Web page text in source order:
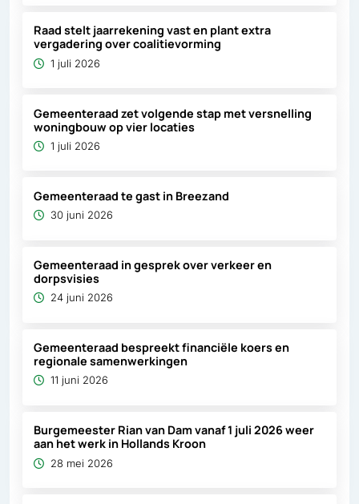
Raad stelt jaarrekening vast en plant extra
vergadering over coalitievorming
1 juli 2026
Gemeenteraad zet volgende stap met versnelling
woningbouw op vier locaties
1 juli 2026
Gemeenteraad te gast in Breezand
30 juni 2026
Gemeenteraad in gesprek over verkeer en
dorpsvisies
24 juni 2026
Gemeenteraad bespreekt financiële koers en
regionale samenwerkingen
11 juni 2026
Burgemeester Rian van Dam vanaf 1 juli 2026 weer
aan het werk in Hollands Kroon
28 mei 2026